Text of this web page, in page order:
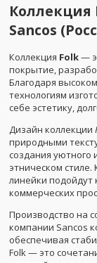
Коллекция
Sancos
Коллекция Folk—
покрытие,
Благодаря
технологиям
себе эстетику,
Дизайн коллекции
природными
создания уютного
этническом
линейки подойдут
коммерческих
Производство на
компании Sancos
обеспечивая
Folk — это